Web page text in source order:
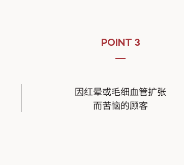
POINT 3
因红晕或毛细血管扩张
而苦恼的顾客